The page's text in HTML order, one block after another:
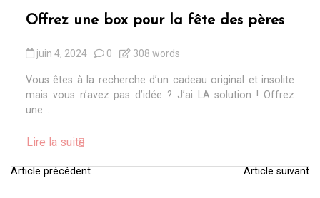
Offrez une box pour la fête des pères
juin 4, 2024 0 308 words
Vous êtes à la recherche d’un cadeau original et insolite
mais vous n’avez pas d’idée ? J’ai LA solution ! Offrez
une...
Lire la suite
N
Article précédent Article suivant